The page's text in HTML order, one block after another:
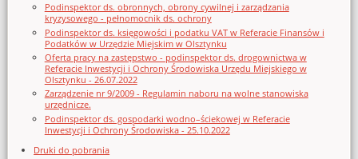
Podinspektor ds. obronnych, obrony cywilnej i zarządzania
kryzysowego - pełnomocnik ds. ochrony
Podinspektor ds. księgowości i podatku VAT w Referacie Finansów i
Podatków w Urzędzie Miejskim w Olsztynku
Oferta pracy na zastępstwo - podinspektor ds. drogownictwa w
Referacie Inwestycji i Ochrony Środowiska Urzędu Miejskiego w
Olsztynku - 26.07.2022
Zarządzenie nr 9/2009 - Regulamin naboru na wolne stanowiska
urzędnicze.
Podinspektor ds. gospodarki wodno–ściekowej w Referacie
Inwestycji i Ochrony Środowiska - 25.10.2022
Druki do pobrania